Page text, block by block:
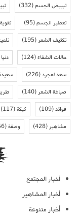
تبييض الجسم(332)
تعطير الجسم(95)
تكثيف الشعر(195)
حالات الشفاء(124)
سعد لمجرد(226)
صباغة الشعر(140)
فوائد(109) كيكة(117)
مشاهير(428) وصفة(156)
أخبار المجتمع
أخبار المشاهير
أخبار متنوعة